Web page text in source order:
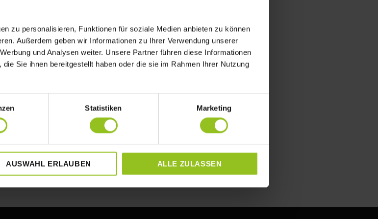
zu personalisieren, Funktionen für soziale Medien anbieten zu können
Außerdem geben wir Informationen zu Ihrer Verwendung unserer
und Analysen weiter. Unsere Partner führen diese Informationen
Sie ihnen bereitgestellt haben oder die sie im Rahmen Ihrer Nutzung
Statistiken Marketing
AUSWAHL ERLAUBEN ALLE ZULASSEN